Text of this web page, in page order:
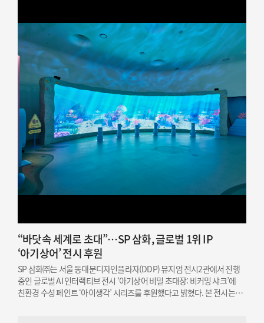
“바닷속 세계로 초대”…SP 삼화, 글로벌 1위 IP
‘아기상어’ 전시 후원
SP 삼화㈜는 서울 동대문디자인플라자(DDP) 뮤지엄 전시2관에서 진행
중인 글로벌 AI 인터랙티브 전시 ‘아기상어 비밀 초대장: 비커밍 샤크’에
친환경 수성 페인트 ‘아이생각’ 시리즈를 후원했다고 밝혔다. 본 전시는